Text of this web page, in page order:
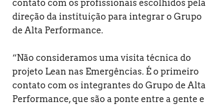
contato com os profissionais escolhidos pela
direção da instituição para integrar o Grupo
de Alta Performance.
“Não consideramos uma visita técnica do
projeto Lean nas Emergências. É o primeiro
contato com os integrantes do Grupo de Alta
Performance, que são a ponte entre a gente e